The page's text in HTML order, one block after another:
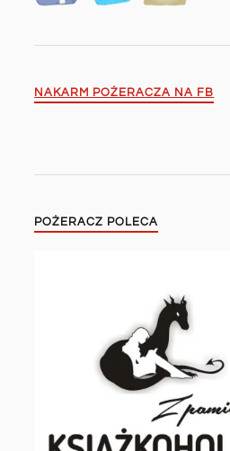
NAKARM POŻERACZA NA FB
POŻERACZ POLECA